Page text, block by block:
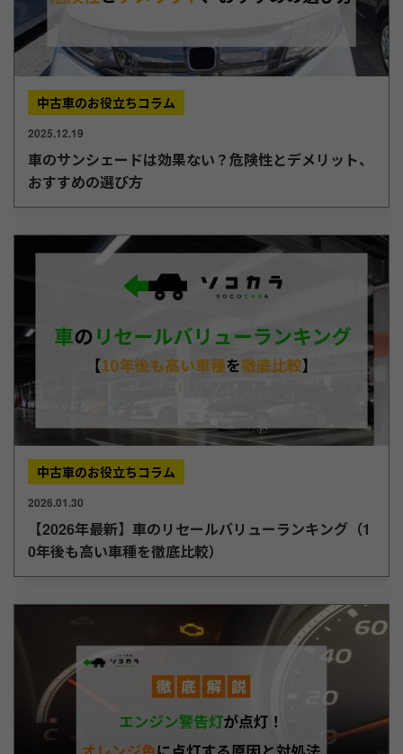
中古車のお役立ちコラム
2025.12.19
車のサンシェードは効果ない？危険性とデメリット、
おすすめの選び方
中古車のお役立ちコラム
2026.01.30
【2026年最新】車のリセールバリューランキング（1
0年後も高い車種を徹底比較）